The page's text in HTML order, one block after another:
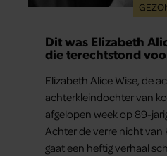
Dit was Elizabeth
die terechtstond
Elizabeth Alice Wise, de
achterkleindochter van
afgelopen week op 89-
Achter de verre nicht van
gaat een heftig verhaal